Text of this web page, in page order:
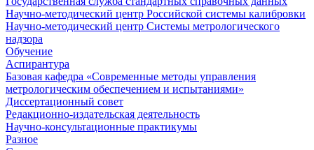
Научно-методический центр Российской системы калибровки
Научно-методический центр Системы метрологического
надзора
Обучение
Аспирантура
Базовая кафедра «Современные методы управления
метрологическим обеспечением и испытаниями»
Диссертационный совет
Редакционно-издательская деятельность
Научно-консультационные практикумы
Разное